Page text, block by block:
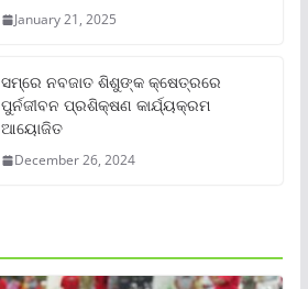
January 21, 2025
ସମ୍‌ରେ ନବଜାତ ଶିଶୁଙ୍କ କ୍ଷେତ୍ରରେ
ପୁର୍ନଜୀବନ ପ୍ରଶିକ୍ଷଣ କାର୍ଯ୍ୟକ୍ରମ
ଆୟୋଜିତ
December 26, 2024